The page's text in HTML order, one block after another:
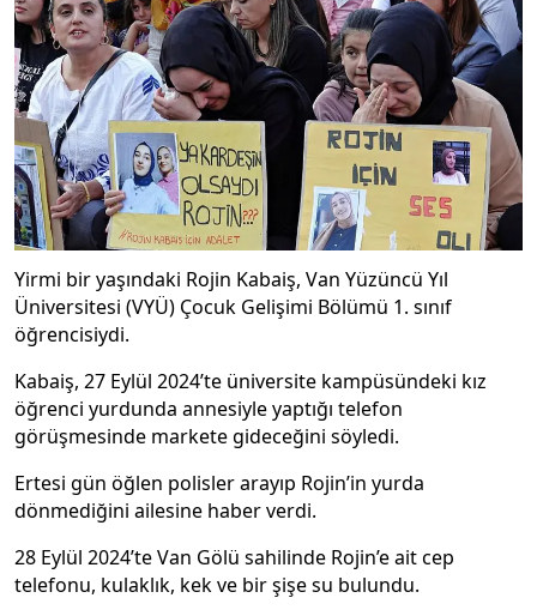
Yirmi bir yaşındaki Rojin Kabaiş, Van Yüzüncü Yıl
Üniversitesi (VYÜ) Çocuk Gelişimi Bölümü 1. sınıf
öğrencisiydi.
Kabaiş, 27 Eylül 2024’te üniversite kampüsündeki kız
öğrenci yurdunda annesiyle yaptığı telefon
görüşmesinde markete gideceğini söyledi.
Ertesi gün öğlen polisler arayıp Rojin’in yurda
dönmediğini ailesine haber verdi.
28 Eylül 2024’te Van Gölü sahilinde Rojin’e ait cep
telefonu, kulaklık, kek ve bir şişe su bulundu.